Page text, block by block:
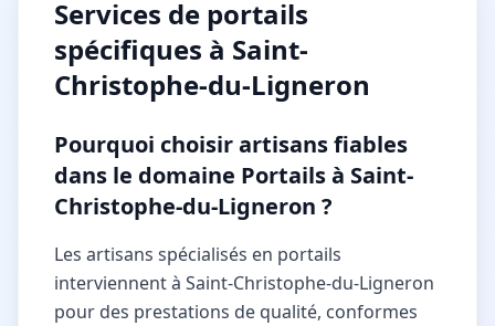
Services de portails
spécifiques à Saint-
Christophe-du-Ligneron
Pourquoi choisir artisans fiables
dans le domaine Portails à Saint-
Christophe-du-Ligneron ?
Les artisans spécialisés en portails
interviennent à Saint-Christophe-du-Ligneron
pour des prestations de qualité, conformes